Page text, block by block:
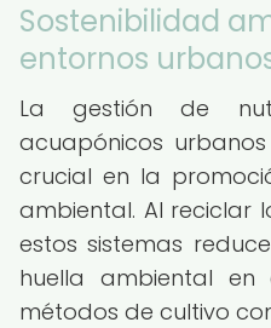
Sostenibilidad
entornos
La gestión de
acuapónicos
crucial en la
ambiental. Al reciclar
estos sistemas
huella ambiental
métodos de cultivo